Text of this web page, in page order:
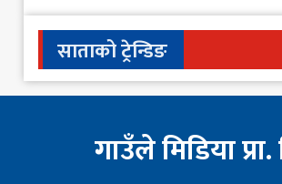
साताको ट्रेन्डिङ
गाउँले मिडिया